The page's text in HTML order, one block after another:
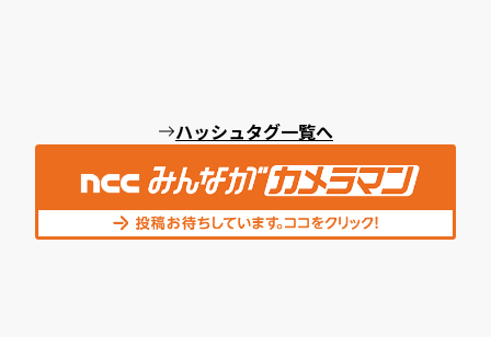
ハッシュタグ一覧へ